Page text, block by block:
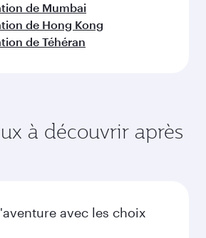
de Mumbai
de Hong Kong
de Téhéran
à découvrir après
avec les choix